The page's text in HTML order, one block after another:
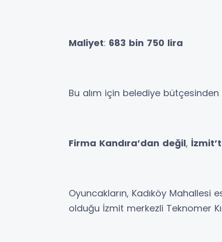
Maliyet: 683 bin 750 lira
Bu alım için belediye
Firma Kandıra’dan değil,
Oyuncakların, Kadıköy Mahallesi
olduğu İzmit merkezli Teknomer